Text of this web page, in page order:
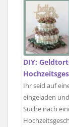
DIY:
Ihr seid auf
eingeladen
Suche nach